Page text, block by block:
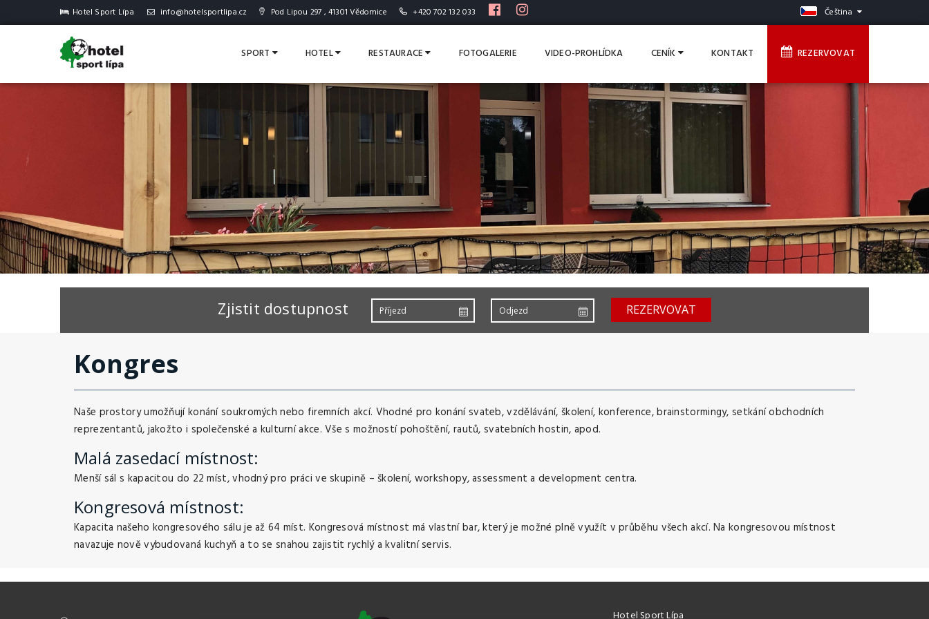
Hotel Sport Lípa info@hotelsportlipa.cz Pod Lipou 297 , 41301 Vědomice +420 702 132 033 Čeština
SPORT HOTEL RESTAURACE FOTOGALERIE VIDEO-PROHLÍDKA CENÍK KONTAKT REZERVOVAT
Zjistit dostupnost REZERVOVAT
Kongres
Naše prostory umožňují konání soukromých nebo firemních akcí. Vhodné pro konání svateb, vzdělávání, školení, konference, brainstormingy, setkání obchodních
reprezentantů, jakožto i společenské a kulturní akce. Vše s možností pohoštění, rautů, svatebních hostin, apod.
Malá zasedací místnost:
Menší sál s kapacitou do 22 míst, vhodný pro práci ve skupině – školení, workshopy, assessment a development centra.
Kongresová místnost:
Kapacita našeho kongresového sálu je až 64 míst. Kongresová místnost má vlastní bar, který je možné plně využít v průběhu všech akcí. Na kongresovou místnost
navazuje nově vybudovaná kuchyň a to se snahou zajistit rychlý a kvalitní servis.